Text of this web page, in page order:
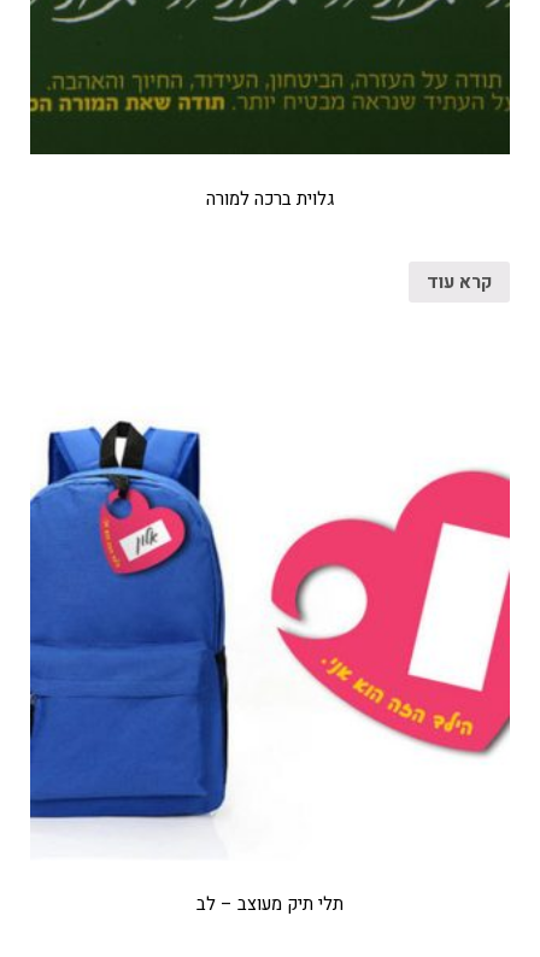
גלוית ברכה למורה
קרא עוד
תלי תיק מעוצב – לב